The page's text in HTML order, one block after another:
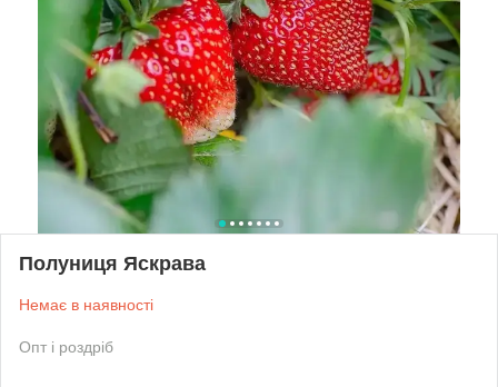
Полуниця Яскрава
Немає в наявності
Опт і роздріб